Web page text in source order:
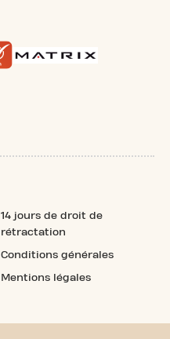
14 jours de droit de
rétractation
Conditions générales
Mentions légales